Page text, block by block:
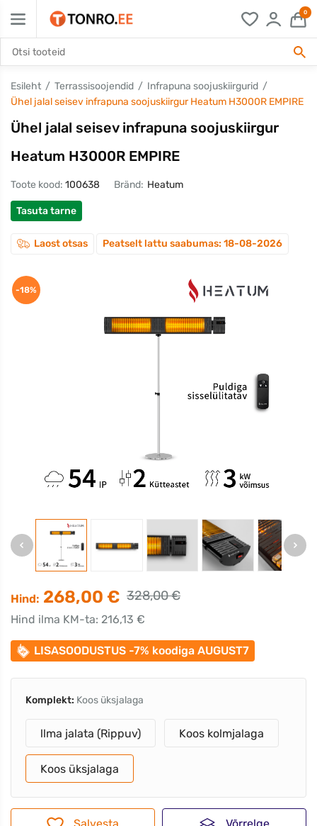
0
Esileht Terrassisoojendid
Infrapuna soojuskiirgurid
Ühel jalal seisev infrapuna soojuskiirgur Heatum H3000R EMPIRE
Ühel jalal seisev infrapuna soojuskiirgur
Heatum H3000R EMPIRE
Toote kood: 100638 Bränd: Heatum
Tasuta tarne
Laost otsas Peatselt lattu saabumas: 18-08-2026
-18%
Hind: 268,00 € 328,00 €
Hind ilma KM-ta: 216,13 €
LISASOODUSTUS -7% koodiga AUGUST7
Komplekt: Koos üksjalaga
llma jalata (Rippuv) Koos kolmjalaga
Koos üksjalaga